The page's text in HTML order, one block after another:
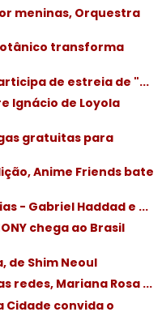
meninas, Orquestra
transforma
de estreia de "...
Ignácio de Loyola
gratuitas para
Anime Friends bate
- Gabriel Haddad e ...
chega ao Brasil
de Shim Neoul
redes, Mariana Rosa ...
Cidade convida o